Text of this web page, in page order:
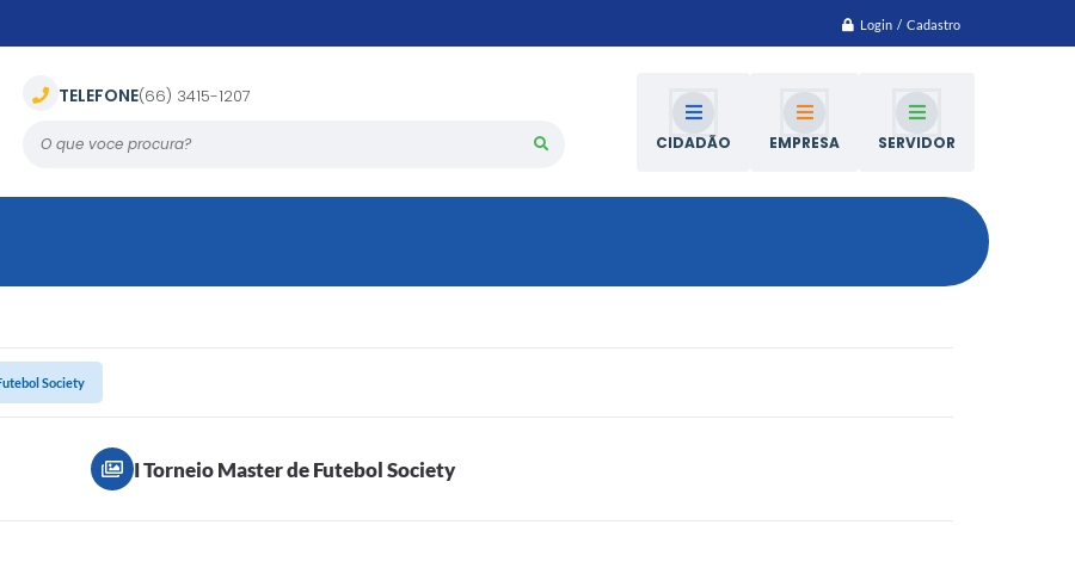
Login / Cadastro
O que voce procura? CIDADÃO EMPRESA SERVIDOR
TELEFONE(66) 3415-1207
Society
I Torneio Master de Futebol Society